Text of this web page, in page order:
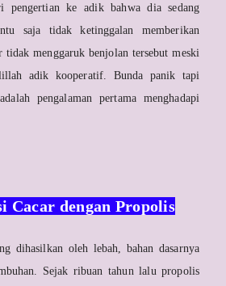
pengertian ke adik bahwa dia sedang
saja tidak ketinggalan memberikan
tidak menggaruk benjolan tersebut meski
adik kooperatif. Bunda panik tapi
pengalaman pertama menghadapi
Cacar dengan Propolis
dihasilkan oleh lebah, bahan dasarnya
Sejak ribuan tahun lalu propolis